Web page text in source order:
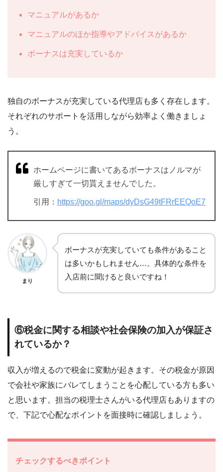
マニュアルがあるか
マニュアルのほか指導やアドバイスがあるか
ボーナスは充実しているか
独自のボーナスが充実している代理店も多く存在します。
それぞれのサポートを活用しながら効率よく働きましょ
う。
ホームページに書いてあるボーナスはノルマが
厳しすぎて一切貰えませんでした。
引用： https://goo.gl/maps/dyDsG49tFRrEEQoE7
まり
ボーナスが充実していても条件があること
は多いかもしれません…。具体的な条件を
入店前に聞けると良いですね！
⑥税金に関する相談や社会保険の加入が保証さ
れているか？
収入が増えるので税金に変動が起きます。その税金が原因
で会社や家族にバレてしまうことを心配している方も多い
と思います。担当の税理士さんがいる代理店もありますの
で、下記で心配なポイントを面接時に確認しましょう。
チェックするべきポイント